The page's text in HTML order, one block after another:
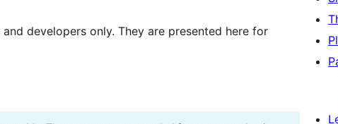
developers only. They are presented here for